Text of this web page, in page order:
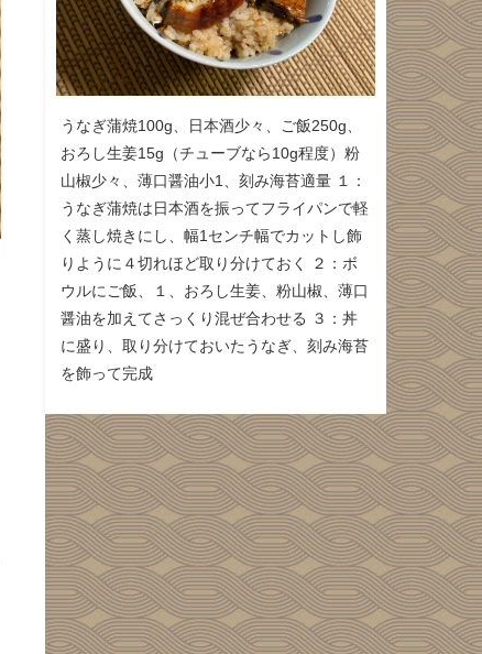
うなぎ蒲焼100g、日本酒少々、ご飯250g、
おろし生姜15g（チューブなら10g程度）粉
山椒少々、薄口醤油小1、刻み海苔適量 １：
うなぎ蒲焼は日本酒を振ってフライパンで軽
く蒸し焼きにし、幅1センチ幅でカットし飾
りように４切れほど取り分けておく ２：ボ
ウルにご飯、１、おろし生姜、粉山椒、薄口
醤油を加えてさっくり混ぜ合わせる ３：丼
に盛り、取り分けておいたうなぎ、刻み海苔
を飾って完成